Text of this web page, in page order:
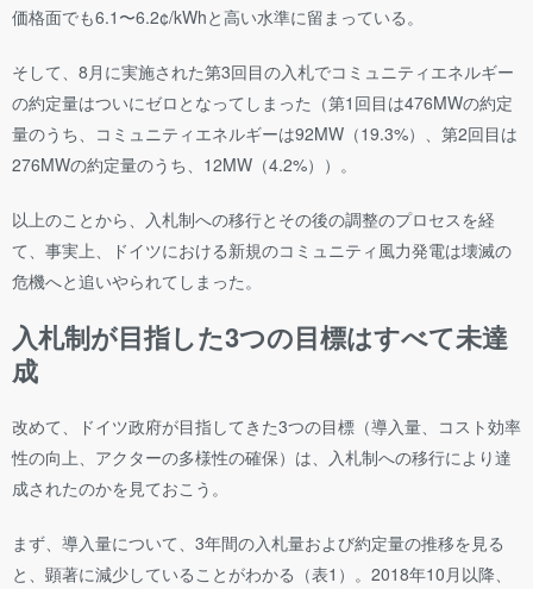
価格面でも6.1〜6.2¢/kWhと高い水準に留まっている。
そして、8月に実施された第3回目の入札でコミュニティエネルギー
の約定量はついにゼロとなってしまった（第1回目は476MWの約定
量のうち、コミュニティエネルギーは92MW（19.3%）、第2回目は
276MWの約定量のうち、12MW（4.2%））。
以上のことから、入札制への移行とその後の調整のプロセスを経
て、事実上、ドイツにおける新規のコミュニティ風力発電は壊滅の
危機へと追いやられてしまった。
入札制が目指した3つの目標はすべて未達
成
改めて、ドイツ政府が目指してきた3つの目標（導入量、コスト効率
性の向上、アクターの多様性の確保）は、入札制への移行により達
成されたのかを見ておこう。
まず、導入量について、3年間の入札量および約定量の推移を見る
と、顕著に減少していることがわかる（表1）。2018年10月以降、